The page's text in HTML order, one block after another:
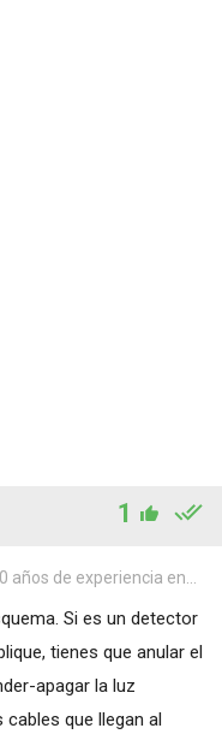
1
de experiencia en...
Si es un detector
tienes que anular el
apagar la luz
que llegan al